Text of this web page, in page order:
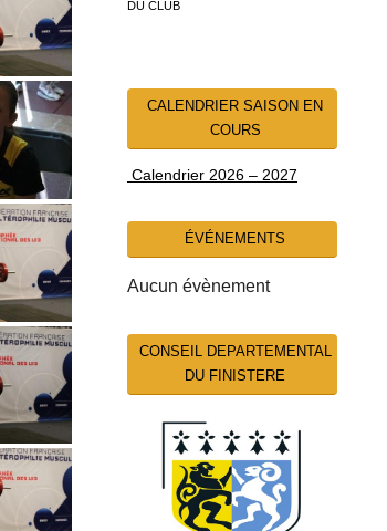
DU CLUB
CALENDRIER SAISON EN
COURS
Calendrier 2026 – 2027
ÉVÉNEMENTS
Aucun évènement
CONSEIL DEPARTEMENTAL
DU FINISTERE